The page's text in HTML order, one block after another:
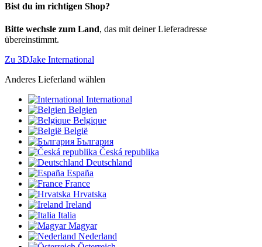
Bist du im richtigen Shop?
Bitte wechsle zum Land, das mit deiner Lieferadresse
übereinstimmt.
Zu 3DJake International
Anderes Lieferland wählen
International
Belgien
Belgique
België
България
Česká republika
Deutschland
España
France
Hrvatska
Ireland
Italia
Magyar
Nederland